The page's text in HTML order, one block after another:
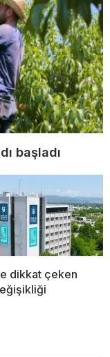
başladı
dikkat çeken